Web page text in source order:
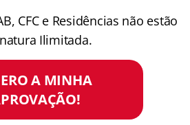
CFC e Residências não estão
Ilimitada.
A MINHA